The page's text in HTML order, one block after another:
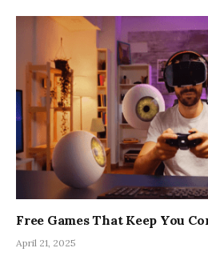
Free Games That Keep You
April 21, 2025